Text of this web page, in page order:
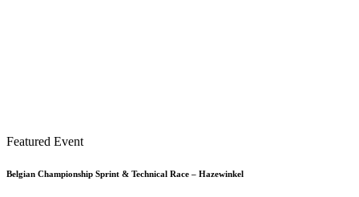
Featured Event
Belgian Championship Sprint & Technical Race – Hazewinkel